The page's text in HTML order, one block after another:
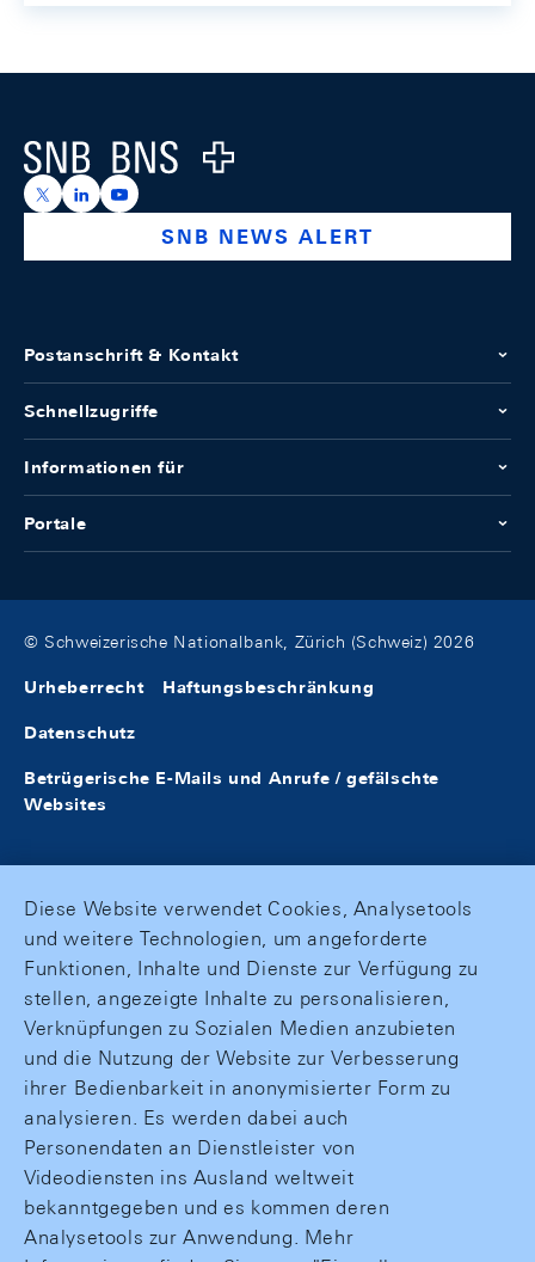
Logo
https://x.com/snb_bns
https://ch.linkedin.com/company/swiss-national-
https://www.youtube.com/@swissnationalbank
SNB NEWS ALERT
Postanschrift & Kontakt
Schnellzugriffe
Informationen für
Portale
© Schweizerische Nationalbank, Zürich (Schweiz) 2026
Urheberrecht Haftungsbeschränkung
Datenschutz
Betrügerische E-Mails und Anrufe / gefälschte
Websites
Diese Website verwendet Cookies, Analysetools
und weitere Technologien, um angeforderte
Funktionen, Inhalte und Dienste zur Verfügung zu
stellen, angezeigte Inhalte zu personalisieren,
Verknüpfungen zu Sozialen Medien anzubieten
und die Nutzung der Website zur Verbesserung
ihrer Bedienbarkeit in anonymisierter Form zu
analysieren. Es werden dabei auch
Personendaten an Dienstleister von
Videodiensten ins Ausland weltweit
bekanntgegeben und es kommen deren
Analysetools zur Anwendung. Mehr